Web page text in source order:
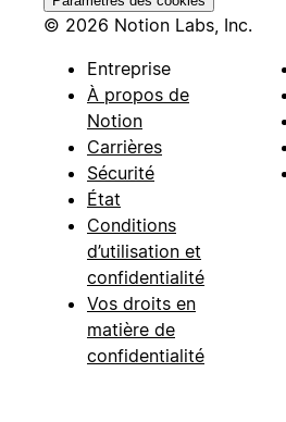
© 2026 Notion Labs, Inc.
Entreprise
À propos de
Notion
Carrières
Sécurité
État
Conditions
d’utilisation et
confidentialité
Vos droits en
matière de
confidentialité